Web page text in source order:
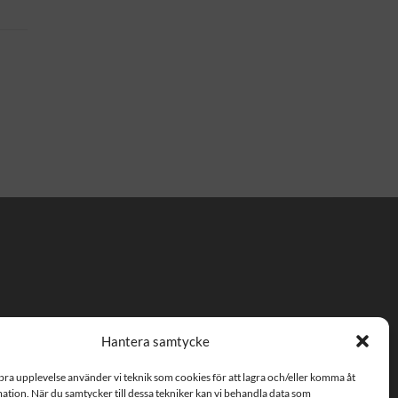
Hantera samtycke
upplevelse använder vi teknik som cookies för att lagra och/eller komma åt
När du samtycker till dessa tekniker kan vi behandla data som